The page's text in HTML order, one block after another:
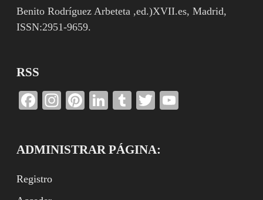
Benito Rodríguez Arbeteta ,ed.)XVII.es, Madrid,
ISSN:2951-9659.
RSS
Facebook
Instagram
Pinterest
LinkedIn
TumblrTwitter
ADMINISTRAR PÁGINA:
Registro